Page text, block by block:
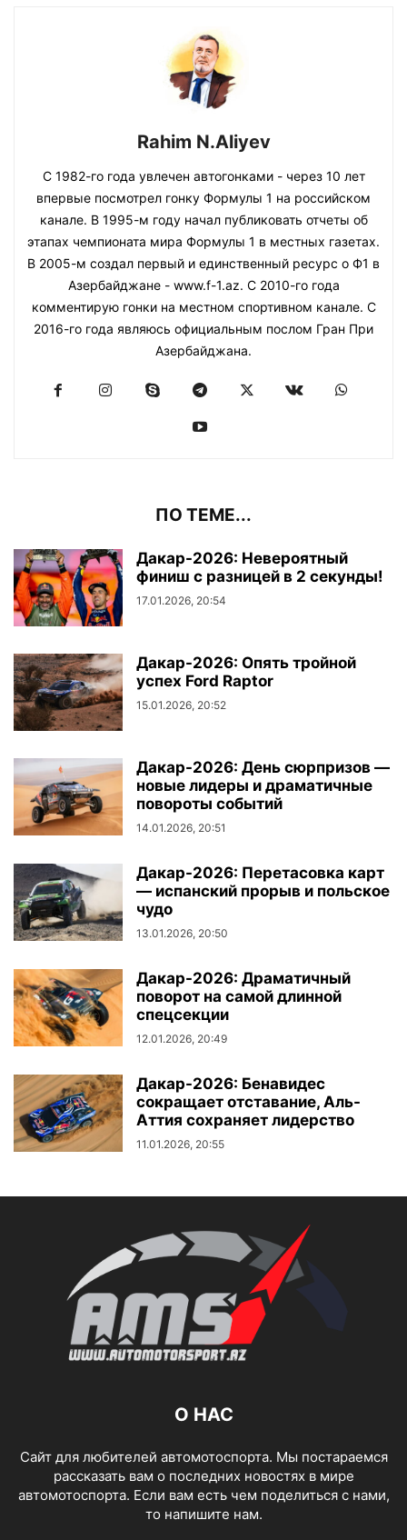
Rahim N.Aliyev
С 1982-го года увлечен автогонками - через 10 лет
впервые посмотрел гонку Формулы 1 на российском
канале. В 1995-м году начал публиковать отчеты об
этапах чемпионата мира Формулы 1 в местных газетах.
В 2005-м создал первый и единственный ресурс о Ф1 в
Азербайджане - www.f-1.az. С 2010-го года
комментирую гонки на местном спортивном канале. С
2016-го года являюсь официальным послом Гран При
Азербайджана.
ПО ТЕМЕ...
Дакар-2026: Невероятный
финиш с разницей в 2 секунды!
17.01.2026, 20:54
Дакар-2026: Опять тройной
успех Ford Raptor
15.01.2026, 20:52
Дакар-2026: День сюрпризов —
новые лидеры и драматичные
повороты событий
14.01.2026, 20:51
Дакар-2026: Перетасовка карт
— испанский прорыв и польское
чудо
13.01.2026, 20:50
Дакар-2026: Драматичный
поворот на самой длинной
спецсекции
12.01.2026, 20:49
Дакар-2026: Бенавидес
сокращает отставание, Аль-
Аттия сохраняет лидерство
11.01.2026, 20:55
О НАС
Сайт для любителей автомотоспорта. Мы постараемся
рассказать вам о последних новостях в мире
автомотоспорта. Если вам есть чем поделиться с нами,
то напишите нам.